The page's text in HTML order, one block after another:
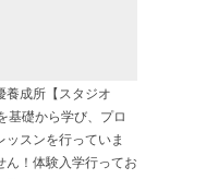
養成所【スタジオ
基礎から学び、プロ
スンを行っていま
ん！体験入学行ってお